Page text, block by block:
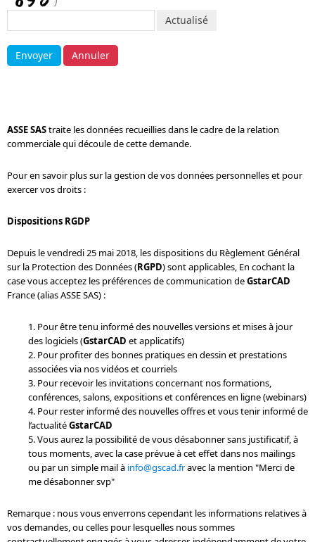
Actualisé
Envoyer Annuler
ASSE SAStraite les données recueillies dans le cadre de la relation
commerciale qui découle de cette demande.
Pour en savoir plus sur la gestion de vos données personnelles et pour
exercer vos droits :
Dispositions RGDP
Depuis le vendredi 25 mai 2018, les dispositions du Règlement Général
sur la Protection des Données (RGPD) sont applicables, En cochant la
case vous acceptez les préférences de communication deGstarCAD
France (alias ASSE SAS) :
1. Pour être tenu informé des nouvelles versions et mises à jour
des logiciels (GstarCAD et applicatifs)
2. Pour profiter des bonnes pratiques en dessin et prestations
associées via nos vidéos et courriels
3. Pour recevoir les invitations concernant nos formations,
conférences, salons, expositions et conférences en ligne (webinars)
4. Pour rester informé des nouvelles offres et vous tenir informé de
l’actualitéGstarCAD
5. Vous aurez la possibilité de vous désabonner sans justificatif, à
tous moments, avec la case prévue à cet effet dans nos mailings
ou par un simple mail à info@gscad.fravec la mention "Merci de
me désabonner svp"
Remarque : nous vous enverrons cependant les informations relatives à
vos demandes, ou celles pour lesquelles nous sommes